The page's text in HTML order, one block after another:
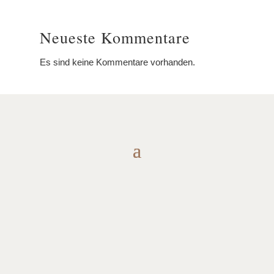
Neueste Kommentare
Es sind keine Kommentare vorhanden.